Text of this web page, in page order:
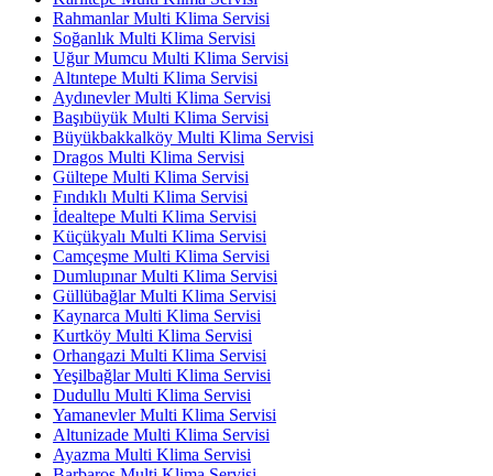
Rahmanlar Multi Klima Servisi
Soğanlık Multi Klima Servisi
Uğur Mumcu Multi Klima Servisi
Altıntepe Multi Klima Servisi
Aydınevler Multi Klima Servisi
Başıbüyük Multi Klima Servisi
Büyükbakkalköy Multi Klima Servisi
Dragos Multi Klima Servisi
Gültepe Multi Klima Servisi
Fındıklı Multi Klima Servisi
İdealtepe Multi Klima Servisi
Küçükyalı Multi Klima Servisi
Camçeşme Multi Klima Servisi
Dumlupınar Multi Klima Servisi
Güllübağlar Multi Klima Servisi
Kaynarca Multi Klima Servisi
Kurtköy Multi Klima Servisi
Orhangazi Multi Klima Servisi
Yeşilbağlar Multi Klima Servisi
Dudullu Multi Klima Servisi
Yamanevler Multi Klima Servisi
Altunizade Multi Klima Servisi
Ayazma Multi Klima Servisi